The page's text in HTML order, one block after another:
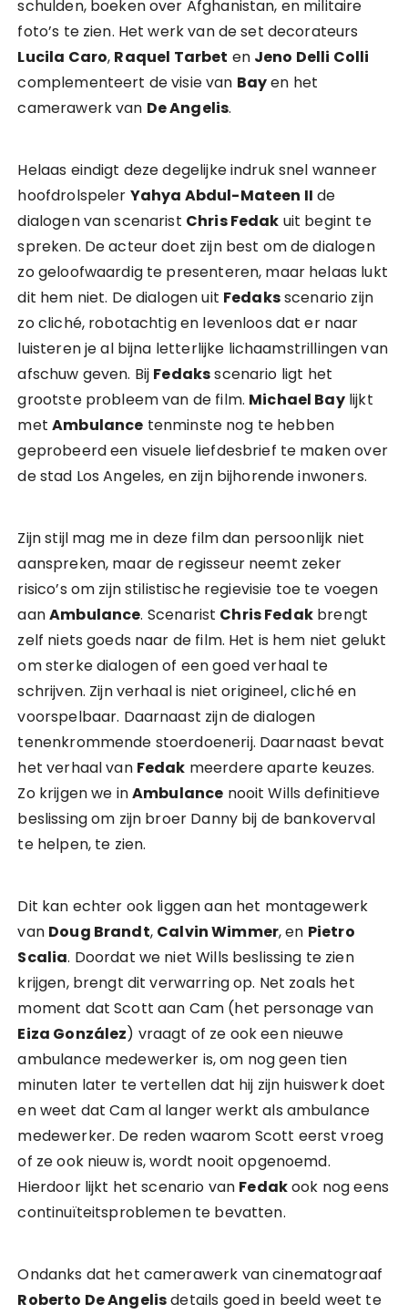
schulden, boeken over Afghanistan, en militaire
foto’s te zien. Het werk van de set decorateurs
Lucila Caro, Raquel Tarbet en Jeno Delli Colli
complementeert de visie van Bayen het
camerawerk van De Angelis.
Helaas eindigt deze degelijke indruk snel wanneer
hoofdrolspeler Yahya Abdul-Mateen II de
dialogen van scenarist Chris Fedak uit begint te
spreken. De acteur doet zijn best om de dialogen
zo geloofwaardig te presenteren, maar helaas lukt
dit hem niet. De dialogen uit Fedaksscenario zijn
zo cliché, robotachtig en levenloos dat er naar
luisteren je al bijna letterlijke lichaamstrillingen van
afschuw geven. Bij Fedaksscenario ligt het
grootste probleem van de film. Michael Baylijkt
metAmbulance tenminste nog te hebben
geprobeerd een visuele liefdesbrief te maken over
de stad Los Angeles, en zijn bijhorende inwoners.
Zijn stijl mag me in deze film dan persoonlijk niet
aanspreken, maar de regisseur neemt zeker
risico’s om zijn stilistische regievisie toe te voegen
aanAmbulance. Scenarist Chris Fedakbrengt
zelf niets goeds naar de film. Het is hem niet gelukt
om sterke dialogen of een goed verhaal te
schrijven. Zijn verhaal is niet origineel, cliché en
voorspelbaar. Daarnaast zijn de dialogen
tenenkrommende stoerdoenerij. Daarnaast bevat
het verhaal van Fedak meerdere aparte keuzes.
Zo krijgen we inAmbulance nooit Wills definitieve
beslissing om zijn broer Danny bij de bankoverval
te helpen, te zien.
Dit kan echter ook liggen aan het montagewerk
van Doug Brandt, Calvin Wimmer, en Pietro
Scalia. Doordat we niet Wills beslissing te zien
krijgen, brengt dit verwarring op. Net zoals het
moment dat Scott aan Cam (het personage van
Eiza González) vraagt of ze ook een nieuwe
ambulance medewerker is, om nog geen tien
minuten later te vertellen dat hij zijn huiswerk doet
en weet dat Cam al langer werkt als ambulance
medewerker. De reden waarom Scott eerst vroeg
of ze ook nieuw is, wordt nooit opgenoemd.
Hierdoor lijkt het scenario van Fedakook nog eens
continuïteitsproblemen te bevatten.
Ondanks dat het camerawerk van cinematograaf
Roberto De Angelisdetails goed in beeld weet te